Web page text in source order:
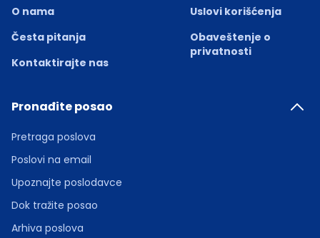
O nama
Česta pitanja
Kontaktirajte nas
Uslovi korišćenja
Obaveštenje o
privatnosti
Pronađite posao
Pretraga poslova
Poslovi na email
Upoznajte poslodavce
Dok tražite posao
Arhiva poslova